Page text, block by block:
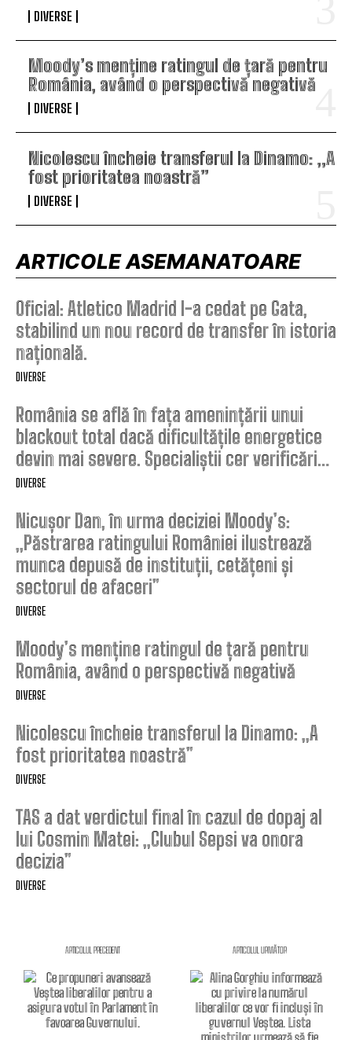
DIVERSE
Moody’s menține ratingul de țară pentru
România, având o perspectivă negativă
DIVERSE
Nicolescu încheie transferul la Dinamo: „A
fost prioritatea noastră”
DIVERSE
ARTICOLE ASEMANATOARE
Oficial: Atletico Madrid l-a cedat pe Gata,
stabilind un nou record de transfer în istoria
națională.
DIVERSE
România se află în fața amenințării unui
blackout total dacă dificultățile energetice
devin mai severe. Specialiștii cer verificări…
DIVERSE
Nicușor Dan, în urma deciziei Moody’s:
„Păstrarea ratingului României ilustrează
munca depusă de instituții, cetățeni și
sectorul de afaceri”
DIVERSE
Moody’s menține ratingul de țară pentru
România, având o perspectivă negativă
DIVERSE
Nicolescu încheie transferul la Dinamo: „A
fost prioritatea noastră”
DIVERSE
TAS a dat verdictul final în cazul de dopaj al
lui Cosmin Matei: „Clubul Sepsi va onora
decizia”
DIVERSE
ARTICOLUL PRECEDENT ARTICOLUL URMĂTOR